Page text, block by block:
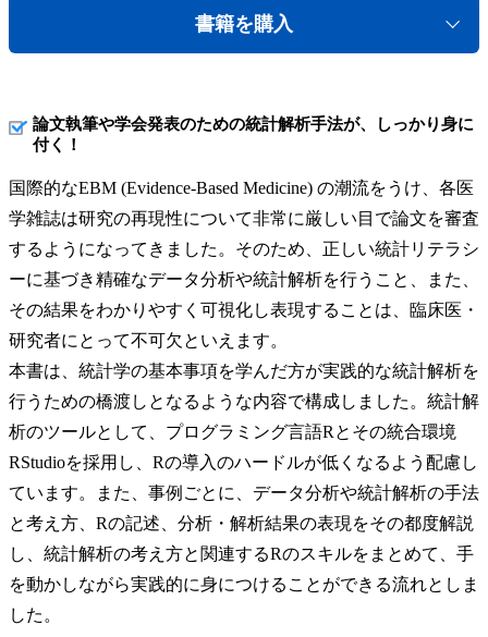
書籍を購入
論文執筆や学会発表のための統計解析手法が、しっかり身に
付く！
国際的なEBM (Evidence-Based Medicine) の潮流をうけ、各医
学雑誌は研究の再現性について非常に厳しい目で論文を審査
するようになってきました。そのため、正しい統計リテラシ
ーに基づき精確なデータ分析や統計解析を行うこと、また、
その結果をわかりやすく可視化し表現することは、臨床医・
研究者にとって不可欠といえます。
本書は、統計学の基本事項を学んだ方が実践的な統計解析を
行うための橋渡しとなるような内容で構成しました。統計解
析のツールとして、プログラミング言語Rとその統合環境
RStudioを採用し、Rの導入のハードルが低くなるよう配慮し
ています。また、事例ごとに、データ分析や統計解析の手法
と考え方、Rの記述、分析・解析結果の表現をその都度解説
し、統計解析の考え方と関連するRのスキルをまとめて、手
を動かしながら実践的に身につけることができる流れとしま
した。